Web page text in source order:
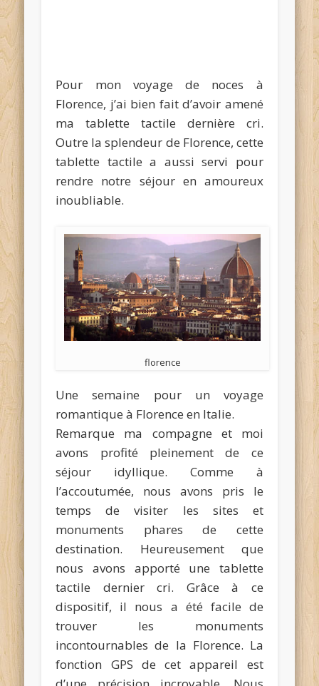
Pour mon voyage de noces à
Florence, j’ai bien fait d’avoir amené
ma tablette tactile dernière cri.
Outre la splendeur de Florence, cette
tablette tactile a aussi servi pour
rendre notre séjour en amoureux
inoubliable.
florence
Une semaine pour un voyage
romantique à Florence en Italie.
Remarque ma compagne et moi
avons profité pleinement de ce
séjour idyllique. Comme à
l’accoutumée, nous avons pris le
temps de visiter les sites et
monuments phares de cette
destination. Heureusement que
nous avons apporté une tablette
tactile dernier cri. Grâce à ce
dispositif, il nous a été facile de
trouver les monuments
incontournables de la Florence. La
fonction GPS de cet appareil est